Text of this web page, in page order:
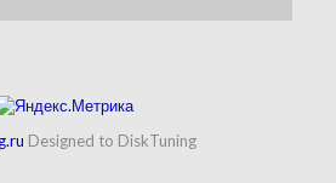
Designed to DiskTuning